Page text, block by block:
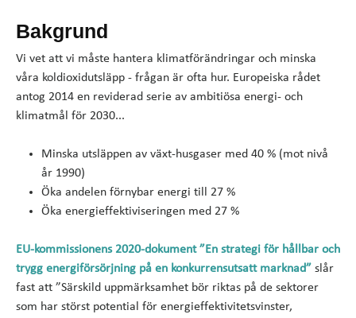
Bakgrund
Vi vet att vi måste hantera klimatförändringar och minska
våra koldioxidutsläpp - frågan är ofta hur. Europeiska rådet
antog 2014 en reviderad serie av ambitiösa energi- och
klimatmål för 2030...
Minska utsläppen av växt-husgaser med 40 % (mot nivå
år 1990)
Öka andelen förnybar energi till 27 %
Öka energieffektiviseringen med 27 %
EU-kommissionens 2020-dokument ”En strategi för hållbar och
trygg energiförsörjning på en konkurrensutsatt marknad” slår
fast att ”Särskild uppmärksamhet bör riktas på de sektorer
som har störst potential för energieffektivitetsvinster,